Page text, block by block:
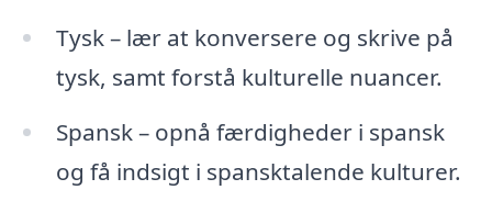
Tysk – lær at konversere og skrive på
tysk, samt forstå kulturelle nuancer.
Spansk – opnå færdigheder i spansk
og få indsigt i spansktalende kulturer.